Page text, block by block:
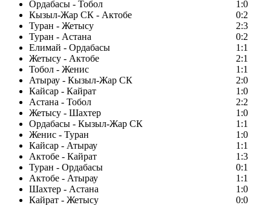
Ордабасы - Тобол
1:0
Кызыл-Жар СК - Актобе
0:2
Туран - Жетысу
2:3
Туран - Астана
0:2
Елимай - Ордабасы
1:1
Жетысу - Актобе
2:1
Тобол - Женис
1:1
Атырау - Кызыл-Жар СК
2:0
Кайсар - Кайрат
1:0
Астана - Тобол
2:2
Жетысу - Шахтер
1:0
Ордабасы - Кызыл-Жар СК
1:1
Женис - Туран
1:0
Кайсар - Атырау
1:1
Актобе - Кайрат
1:3
Туран - Ордабасы
0:1
Актобе - Атырау
1:1
Шахтер - Астана
1:0
Кайрат - Жетысу
0:0